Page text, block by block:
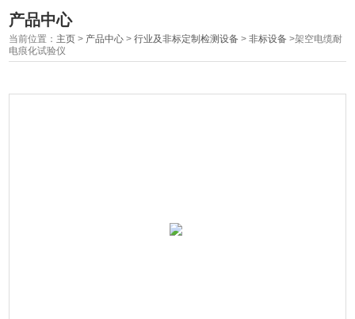
产品中心
当前位置： 主页 > 产品中心 >行业及非标定制检测设备 >非标设备 >架空电缆耐
电痕化试验仪